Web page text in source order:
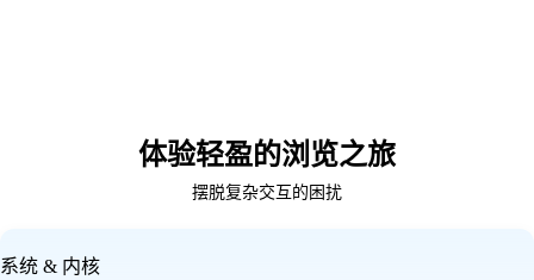
体验轻盈的浏览之旅
摆脱复杂交互的困扰
系统 & 内核